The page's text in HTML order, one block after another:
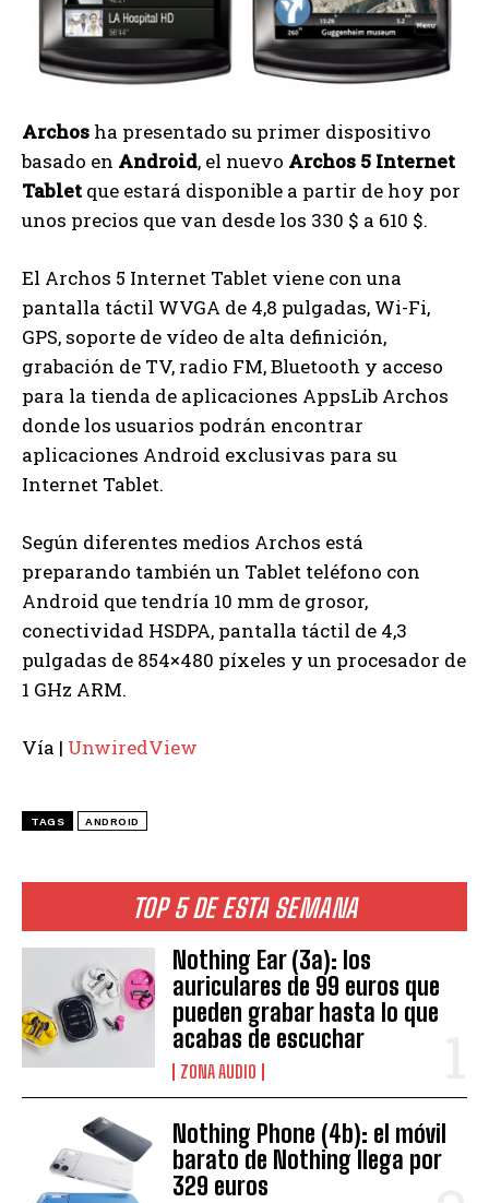
TOP 5 DE ESTA SEMANA
Nothing Ear (3a): los
auriculares de 99 euros que
pueden grabar hasta lo que
acabas de escuchar
ZONA AUDIO
Nothing Phone (4b): el móvil
barato de Nothing llega por
329 euros
Archos ha presentado su primer dispositivo
basado en Android, el nuevo Archos 5 Internet
Tablet que estará disponible a partir de hoy por
unos precios que van desde los 330 $ a 610 $.
El Archos 5 Internet Tablet viene con una
pantalla táctil WVGA de 4,8 pulgadas, Wi-Fi,
GPS, soporte de vídeo de alta definición,
grabación de TV, radio FM, Bluetooth y acceso
para la tienda de aplicaciones AppsLib Archos
donde los usuarios podrán encontrar
aplicaciones Android exclusivas para su
Internet Tablet.
Según diferentes medios Archos está
preparando también un Tablet teléfono con
Android que tendría 10 mm de grosor,
conectividad HSDPA, pantalla táctil de 4,3
pulgadas de 854×480 píxeles y un procesador de
1 GHz ARM.
Vía | UnwiredView
TAGS ANDROID